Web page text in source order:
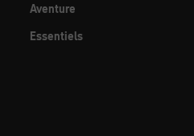
Aventure
Essentiels